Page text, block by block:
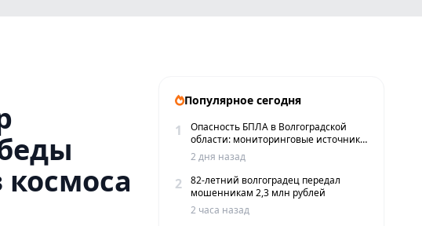
Популярное сегодня
1
Опасность БПЛА в Волгоградской
области: мониторинговые источники
сообщают о пролетах беспилотников
2 дня назад
2
82-летний волгоградец передал
мошенникам 2,3 млн рублей
2 часа назад